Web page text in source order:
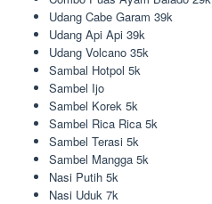
Udang Cabe Garam 39k
Udang Api Api 39k
Udang Volcano 35k
Sambal Hotpol 5k
Sambel Ijo
Sambel Korek 5k
Sambel Rica Rica 5k
Sambel Terasi 5k
Sambel Mangga 5k
Nasi Putih 5k
Nasi Uduk 7k